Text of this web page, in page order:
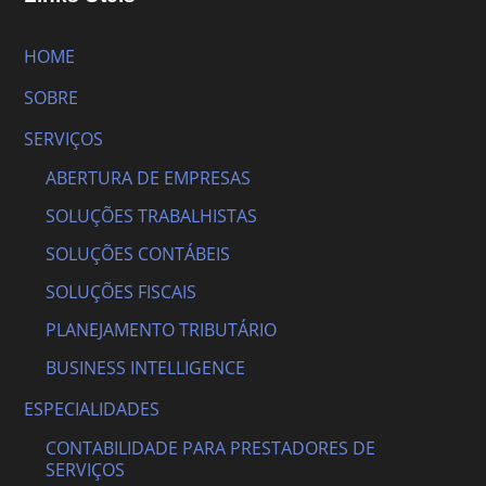
HOME
SOBRE
SERVIÇOS
ABERTURA DE EMPRESAS
SOLUÇÕES TRABALHISTAS
SOLUÇÕES CONTÁBEIS
SOLUÇÕES FISCAIS
PLANEJAMENTO TRIBUTÁRIO
BUSINESS INTELLIGENCE
ESPECIALIDADES
CONTABILIDADE PARA PRESTADORES DE
SERVIÇOS